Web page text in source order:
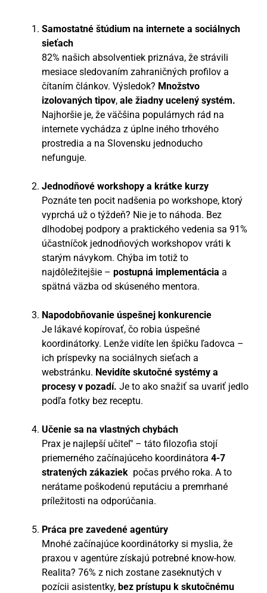
Samostatné štúdium na internete a sociálnych
sieťach
82% našich absolventiek priznáva, že strávili
mesiace sledovaním zahraničných profilov a
čítaním článkov. Výsledok? Množstvo
izolovaných tipov, ale žiadny ucelený systém.
Najhoršie je, že väčšina populárnych rád na
internete vychádza z úplne iného trhového
prostredia a na Slovensku jednoducho
nefunguje.
Jednodňové workshopy a krátke kurzy
Poznáte ten pocit nadšenia po workshope, ktorý
vyprchá už o týždeň? Nie je to náhoda. Bez
dlhodobej podpory a praktického vedenia sa 91%
účastníčok jednodňových workshopov vráti k
starým návykom. Chýba im totiž to
najdôležitejšie – postupná implementácia a
spätná väzba od skúseného mentora.
Napodobňovanie úspešnej konkurencie
Je lákavé kopírovať, čo robia úspešné
koordinátorky. Lenže vidíte len špičku ľadovca –
ich príspevky na sociálnych sieťach a
webstránku. Nevidíte skutočné systémy a
procesy v pozadí. Je to ako snažiť sa uvariť jedlo
podľa fotky bez receptu.
Učenie sa na vlastných chybách
Prax je najlepší učiteľ‘ – táto filozofia stojí
priemerného začínajúceho koordinátora 4-7
stratených zákaziek počas prvého roka. A to
nerátame poškodenú reputáciu a premrhané
príležitosti na odporúčania.
Práca pre zavedené agentúry
Mnohé začínajúce koordinátorky si myslia, že
praxou v agentúre získajú potrebné know-how.
Realita? 76% z nich zostane zaseknutých v
pozícii asistentky, bez prístupu k skutočnému